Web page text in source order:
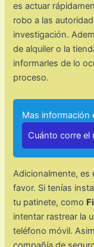
es actuar
robo a las
investigación.
de alquiler o la
informarles de lo
proceso.
Mas información
Cuánto corre el
Adicionalmente, es
favor. Si tenías
tu patinete, como
intentar rastrear la
teléfono móvil.